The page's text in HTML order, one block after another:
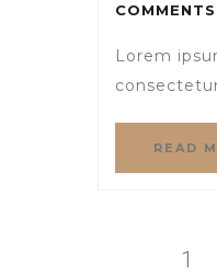
COMMENTS
Lorem
READ
1